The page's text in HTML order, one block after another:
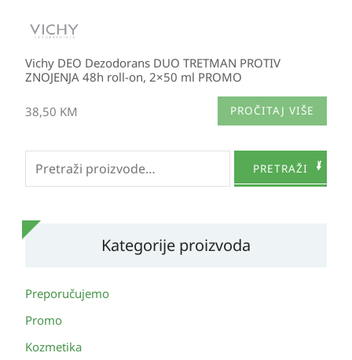
Vichy DEO Dezodorans DUO TRETMAN PROTIV
ZNOJENJA 48h roll-on, 2×50 ml PROMO
38,50 KM PROČITAJ VIŠE
Pretraži: PRETRAŽI
Kategorije proizvoda
Preporučujemo
Promo
Kozmetika